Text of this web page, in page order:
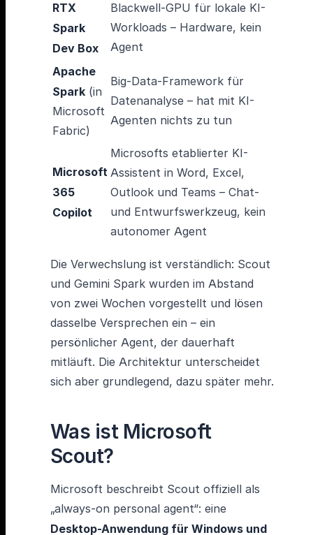
RTX
Spark
Dev Box
Blackwell-GPU für lokale KI-
Workloads – Hardware, kein
Agent
Apache
Spark (in
Microsoft
Fabric)
Big-Data-Framework für
Datenanalyse – hat mit KI-
Agenten nichts zu tun
Microsoft
365
Copilot
Microsofts etablierter KI-
Assistent in Word, Excel,
Outlook und Teams – Chat-
und Entwurfswerkzeug, kein
autonomer Agent
Die Verwechslung ist verständlich: Scout
und Gemini Spark wurden im Abstand
von zwei Wochen vorgestellt und lösen
dasselbe Versprechen ein – ein
persönlicher Agent, der dauerhaft
mitläuft. Die Architektur unterscheidet
sich aber grundlegend, dazu später mehr.
Was ist Microsoft
Scout?
Microsoft beschreibt Scout offiziell als
„always-on personal agent“: eine
Desktop-Anwendung für Windows und